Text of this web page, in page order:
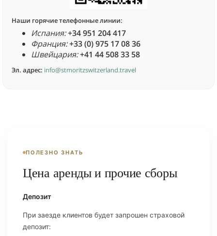
Наши горячие телефонные линии:
Испания:+34 951 204 417
Франция:+33 (0) 975 17 08 36
Швейцария:+41 44 508 33 58
Эл. адрес: info@stmoritzswitzerland.travel
ПОЛЕЗНО ЗНАТЬ
Цена аренды и прочие сборы
Депозит
При заезде клиентов будет запрошен страховой
депозит: